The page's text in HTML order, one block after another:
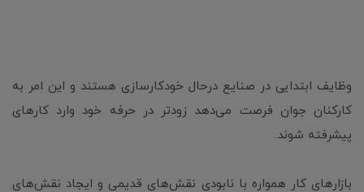
وظایف ابتدایی در صنایع درحال خودکارسازی هستند و این امر به
کارکنان جوان فرصت می‌دهد زودتر در حرفه خود وارد کارهای
پیشرفته شوند.
بازارهای کار همواره با نابودی نقش‌های قدیمی و ایجاد نقش‌های